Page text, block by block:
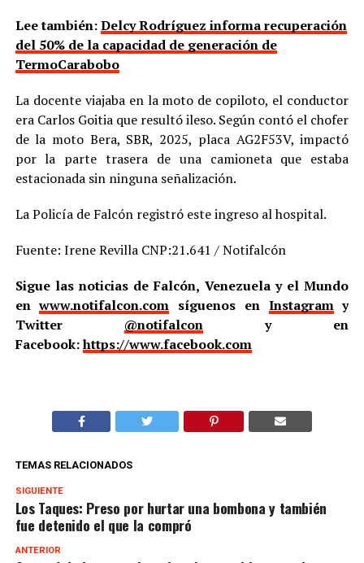
Lee también:Delcy Rodríguez informa recuperación
del 50% de la capacidad de generación de
TermoCarabobo
La docente viajaba en la moto de copiloto, el conductor
era Carlos Goitia que resultó ileso. Según contó el chofer
de la moto Bera, SBR, 2025, placa AG2F53V, impactó
por la parte trasera de una camioneta que estaba
estacionada sin ninguna señalización.
La Policía de Falcón registró este ingreso al hospital.
Fuente: Irene Revilla CNP:21.641 / Notifalcón
Sigue las noticias de Falcón, Venezuela y el Mundo
enwww.notifalcon.com síguenos en Instagramy
Twitter @notifalcony en
Facebook:https://www.facebook.com
TEMAS RELACIONADOS
SIGUIENTE
Los Taques: Preso por hurtar una bombona y también
fue detenido el que la compró
ANTERIOR